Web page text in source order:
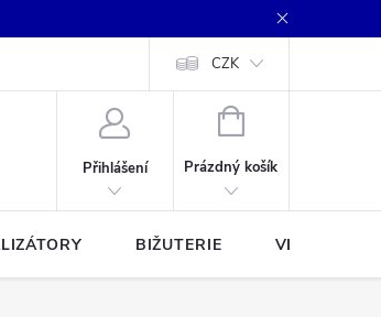
CZK
Přihlášení
NÁKUPNÍ
Prázdný košík
BIŽUTERIE VLASCE A